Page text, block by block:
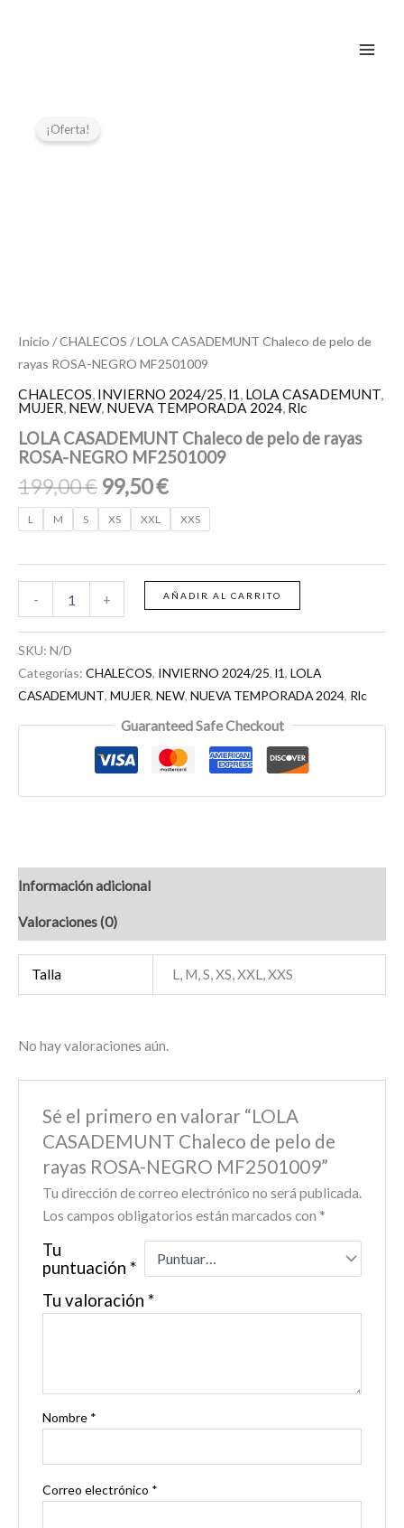
¡Oferta!
Inicio /CHALECOS / LOLA CASADEMUNT Chaleco de pelo de
rayas ROSA-NEGRO MF2501009
CHALECOS, INVIERNO 2024/25, l1, LOLA CASADEMUNT,
MUJER, NEW, NUEVA TEMPORADA 2024, Rlc
LOLA CASADEMUNT Chaleco de pelo de rayas
ROSA-NEGRO MF2501009
199,00€ 99,50€
L M S XS XXL XXS
-
CASADEMUNT
Chaleco
+ AÑADIR AL CARRITO
SKU: N/D
Categorías: CHALECOS, INVIERNO 2024/25, l1, LOLA
CASADEMUNT, MUJER, NEW, NUEVA TEMPORADA 2024, Rlc
Guaranteed Safe Checkout
Información adicional
Valoraciones (0)
Talla L, M, S, XS, XXL, XXS
No hay valoraciones aún.
Sé el primero en valorar “LOLA
CASADEMUNT Chaleco de pelo de
rayas ROSA-NEGRO MF2501009”
Tu dirección de correo electrónico no será publicada.
Los campos obligatorios están marcados con *
Tu
puntuación *
Tu valoración *
Nombre *
Correo electrónico *